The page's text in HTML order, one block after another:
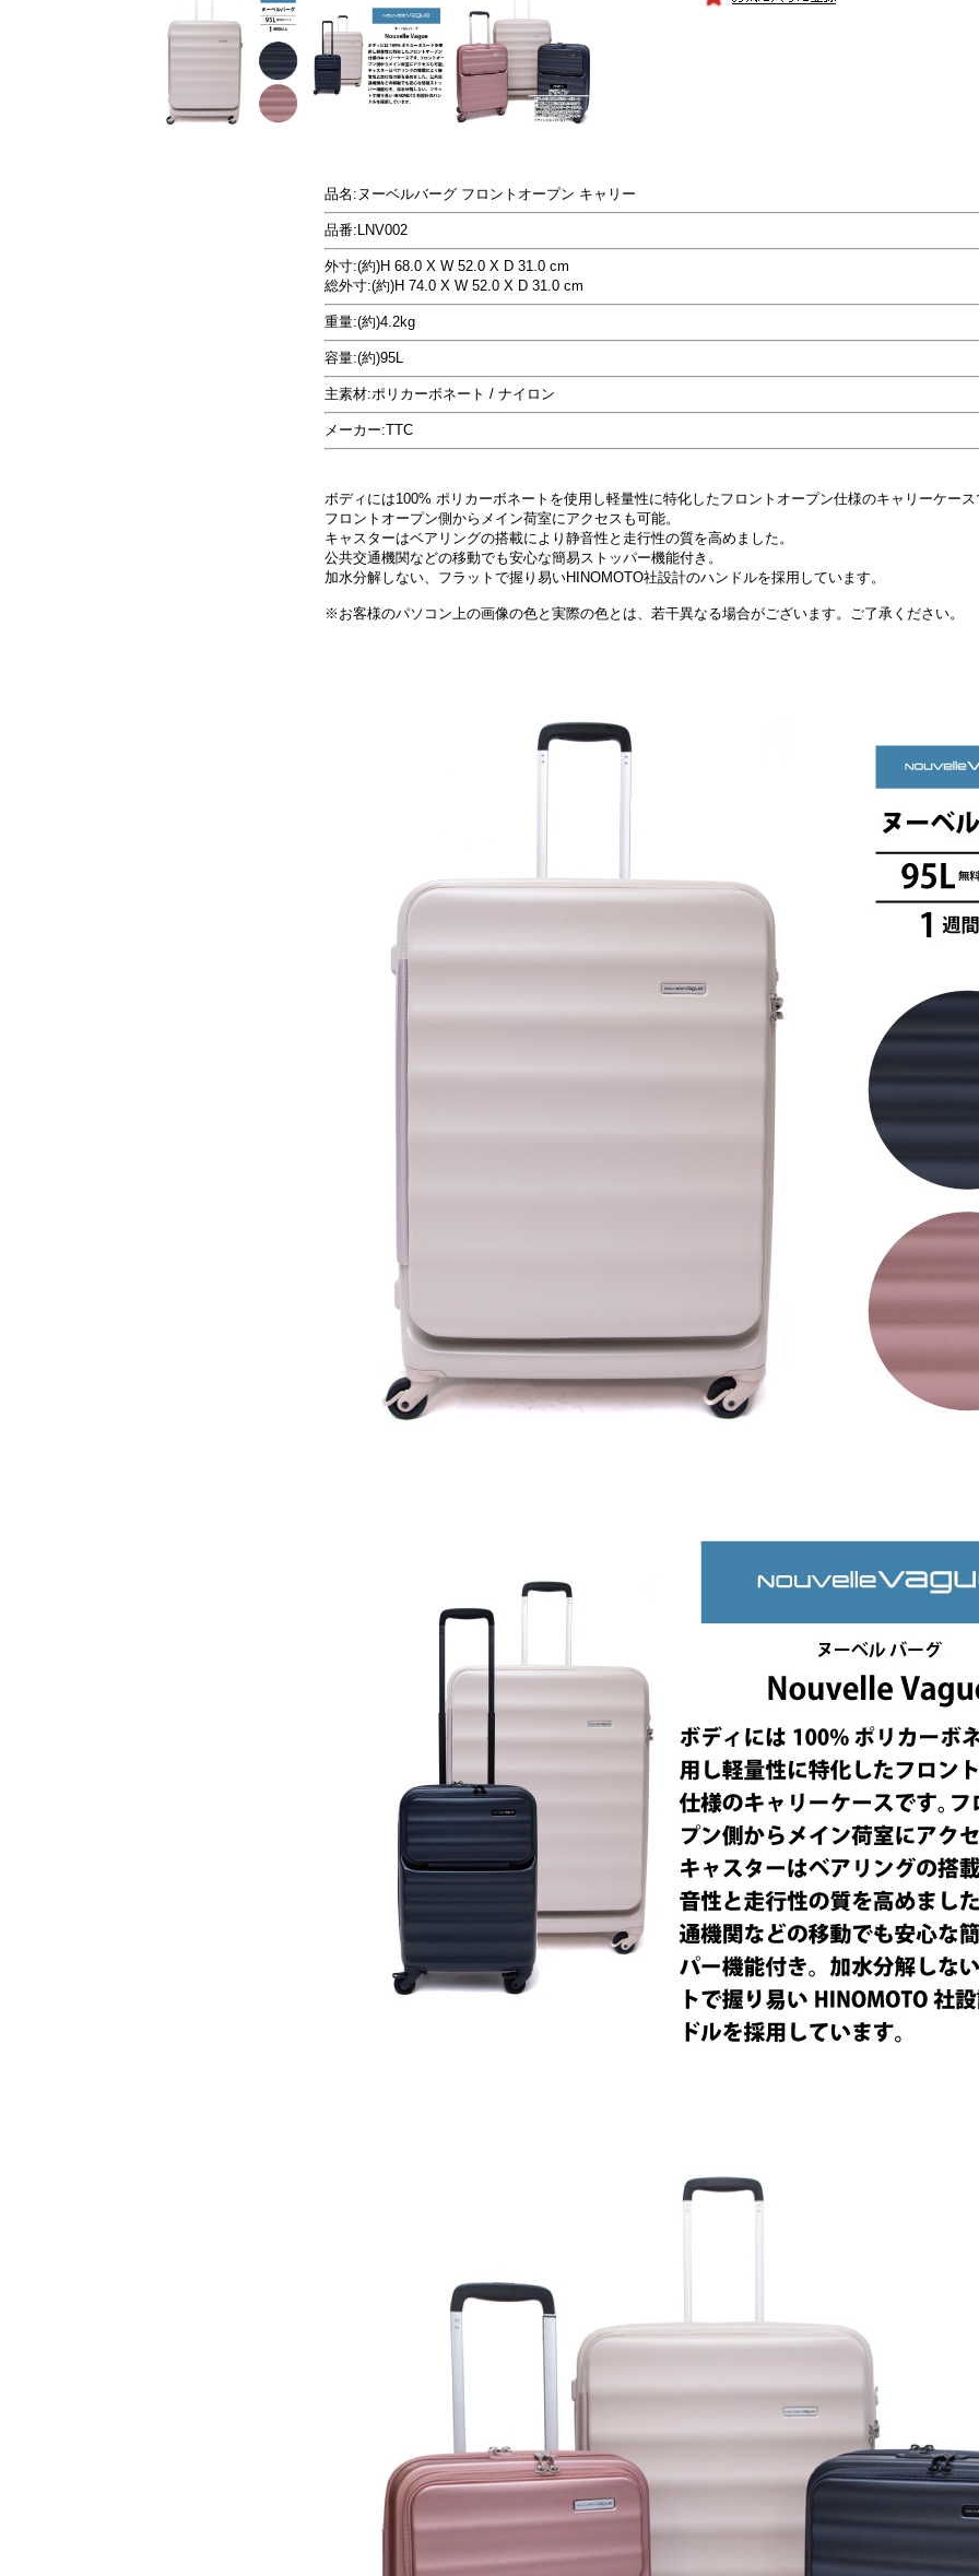
品名:ヌーベルバーグ フロントオープン キャリー
品番:LNV002
外寸:(約)H 68.0 X W 52.0 X D 31.0 cm
総外寸:(約)H 74.0 X W 52.0 X D 31.0 cm
重量:(約)4.2kg
容量:(約)95L
主素材:ポリカーボネート / ナイロン
メーカー:TTC
ボディには100% ポリカーボネートを使用し軽量性に特化したフロントオープン仕様のキャリーケース
フロントオープン側からメイン荷室にアクセスも可能。
キャスターはベアリングの搭載により静音性と走行性の質を高めました。
公共交通機関などの移動でも安心な簡易ストッパー機能付き。
加水分解しない、フラットで握り易いHINOMOTO社設計のハンドルを採用しています。
※お客様のパソコン上の画像の色と実際の色とは、若干異なる場合がございます。ご了承ください。